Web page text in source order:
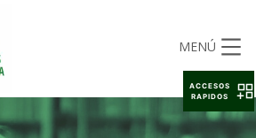
MENÚ
ACCESOS
RAPIDOS